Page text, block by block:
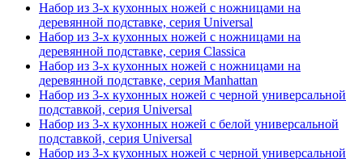
Набор из 3-х кухонных ножей с ножницами на
деревянной подставке, серия Universal
Набор из 3-х кухонных ножей с ножницами на
деревянной подставке, серия Classica
Набор из 3-х кухонных ножей с ножницами на
деревянной подставке, серия Manhattan
Набор из 3-х кухонных ножей с черной универсальной
подставкой, серия Universal
Набор из 3-х кухонных ножей с белой универсальной
подставкой, серия Universal
Набор из 3-х кухонных ножей с черной универсальной